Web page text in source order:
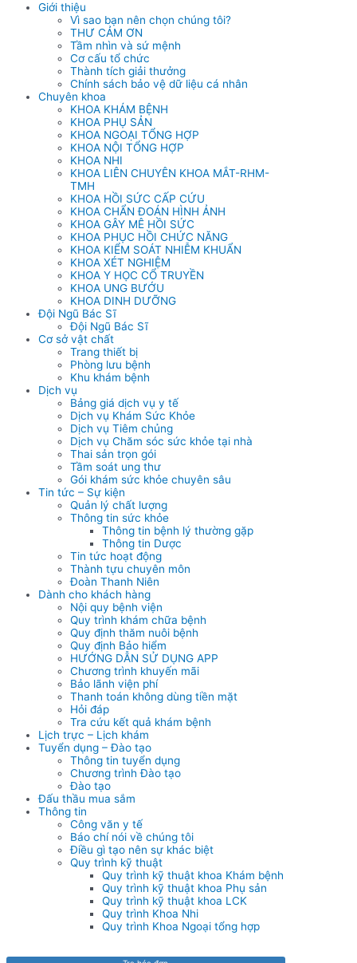
Giới thiệu
Vì sao bạn nên chọn chúng tôi?
THƯ CẢM ƠN
Tầm nhìn và sứ mệnh
Cơ cấu tổ chức
Thành tích giải thưởng
Chính sách bảo vệ dữ liệu cá nhân
Chuyên khoa
KHOA KHÁM BỆNH
KHOA PHỤ SẢN
KHOA NGOẠI TỔNG HỢP
KHOA NỘI TỔNG HỢP
KHOA NHI
KHOA LIÊN CHUYÊN KHOA MẮT-RHM-
TMH
KHOA HỒI SỨC CẤP CỨU
KHOA CHẨN ĐOÁN HÌNH ẢNH
KHOA GÂY MÊ HỒI SỨC
KHOA PHỤC HỒI CHỨC NĂNG
KHOA KIỂM SOÁT NHIỄM KHUẨN
KHOA XÉT NGHIỆM
KHOA Y HỌC CỔ TRUYỀN
KHOA UNG BƯỚU
KHOA DINH DƯỠNG
Đội Ngũ Bác Sĩ
Đội Ngũ Bác Sĩ
Cơ sở vật chất
Trang thiết bị
Phòng lưu bệnh
Khu khám bệnh
Dịch vụ
Bảng giá dịch vụ y tế
Dịch vụ Khám Sức Khỏe
Dịch vụ Tiêm chủng
Dịch vụ Chăm sóc sức khỏe tại nhà
Thai sản trọn gói
Tầm soát ung thư
Gói khám sức khỏe chuyên sâu
Tin tức – Sự kiện
Quản lý chất lượng
Thông tin sức khỏe
Thông tin bệnh lý thường gặp
Thông tin Dược
Tin tức hoạt động
Thành tựu chuyên môn
Đoàn Thanh Niên
Dành cho khách hàng
Nội quy bệnh viện
Quy trình khám chữa bệnh
Quy định thăm nuôi bệnh
Quy định Bảo hiểm
HƯỚNG DẪN SỬ DỤNG APP
Chương trình khuyến mãi
Bảo lãnh viện phí
Thanh toán không dùng tiền mặt
Hỏi đáp
Tra cứu kết quả khám bệnh
Lịch trực – Lịch khám
Tuyển dụng – Đào tạo
Thông tin tuyển dụng
Chương trình Đào tạo
Đào tạo
Đấu thầu mua sắm
Thông tin
Công văn y tế
Báo chí nói về chúng tôi
Điều gì tạo nên sự khác biệt
Quy trình kỹ thuật
Quy trình kỹ thuật khoa Khám bệnh
Quy trình kỹ thuật khoa Phụ sản
Quy trình kỹ thuật khoa LCK
Quy trình Khoa Nhi
Quy trình Khoa Ngoại tổng hợp